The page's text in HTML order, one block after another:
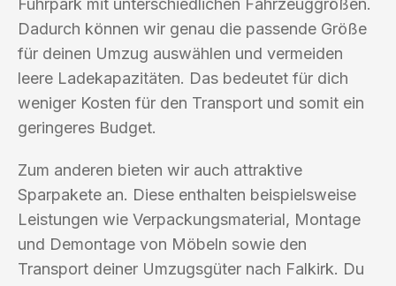
Fuhrpark mit unterschiedlichen Fahrzeuggrößen.
Dadurch können wir genau die passende Größe
für deinen Umzug auswählen und vermeiden
leere Ladekapazitäten. Das bedeutet für dich
weniger Kosten für den Transport und somit ein
geringeres Budget.
Zum anderen bieten wir auch attraktive
Sparpakete an. Diese enthalten beispielsweise
Leistungen wie Verpackungsmaterial, Montage
und Demontage von Möbeln sowie den
Transport deiner Umzugsgüter nach Falkirk. Du